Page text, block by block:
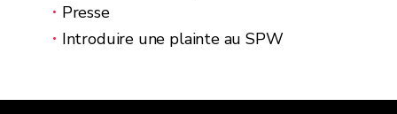
Presse
Introduire une plainte au SPW